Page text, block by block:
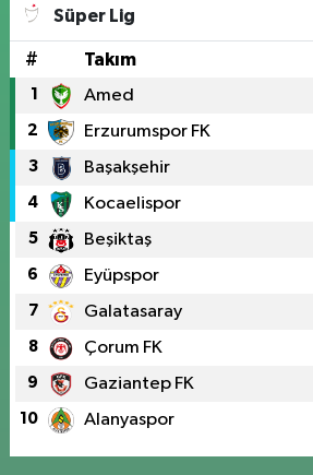
Süper Lig
# Takım
1 Amed
2 Erzurumspor FK
3 Başakşehir
4 Kocaelispor
5 Beşiktaş
6 Eyüpspor
7 Galatasaray
8 Çorum FK
9 Gaziantep FK
10 Alanyaspor